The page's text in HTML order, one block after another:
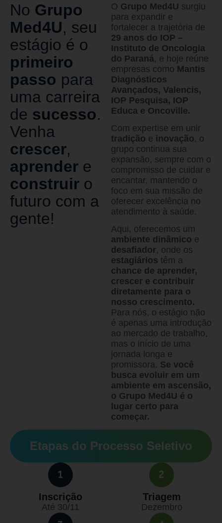
No Grupo
Med4U, seu
estágio é o
primeiro
passo para
uma carreira
de sucesso.
Venha
crescer,
aprender e
construir o
futuro com a
gente!
O Grupo Med4U surgiu
para expandir e
fortalecer a trajetória de
29 anos do IOP –
Instituto de Oncologia
do Paraná, e hoje reúne
empresas como Mantis
Diagnósticos
Avançados, Valencis,
IOP Pesquisa, IOP
Educa e Oncoville.
Com expertise em unir
tradição e inovação, o
grupo continua sua
expansão, sempre com o
compromisso de cuidar e
encantar, mantendo o
foco em sua missão de
oferecer excelência no
atendimento à saúde.
Aqui, oferecemos um
ambiente dinâmico e
desafiador, onde os
estagiários têm a
chance de aprender,
crescer e contribuir
diretamente para o
nosso crescimento.
Para nós, o estágio não
é apenas uma introdução
ao mercado de trabalho,
mas o início de uma
jornada longa e
promissora. Se você
busca evoluir em um
ambiente em ascensão,
o Grupo Med4U é o
lugar certo para
começar.
Etapas do Processo Seletivo
Inscrição
Até 30/11
Triagem
Dezembro